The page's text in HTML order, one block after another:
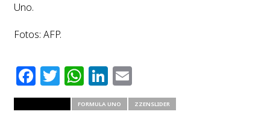
Uno.
Fotos: AFP.
Facebook
Twitter
WhatsApp
LinkedIn
Email
FORMULA UNO ZZENSLIDER